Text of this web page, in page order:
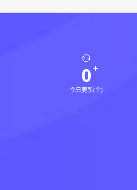
0
今日更新(个)